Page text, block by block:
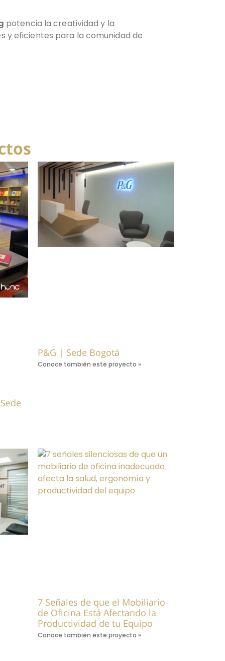
potencia la creatividad y la
y eficientes para la comunidad de
P&G | Sede Bogotá
Conoce también este proyecto »
7 Señales de que el Mobiliario
de Oficina Está Afectando la
Productividad de tu Equipo
Conoce también este proyecto »